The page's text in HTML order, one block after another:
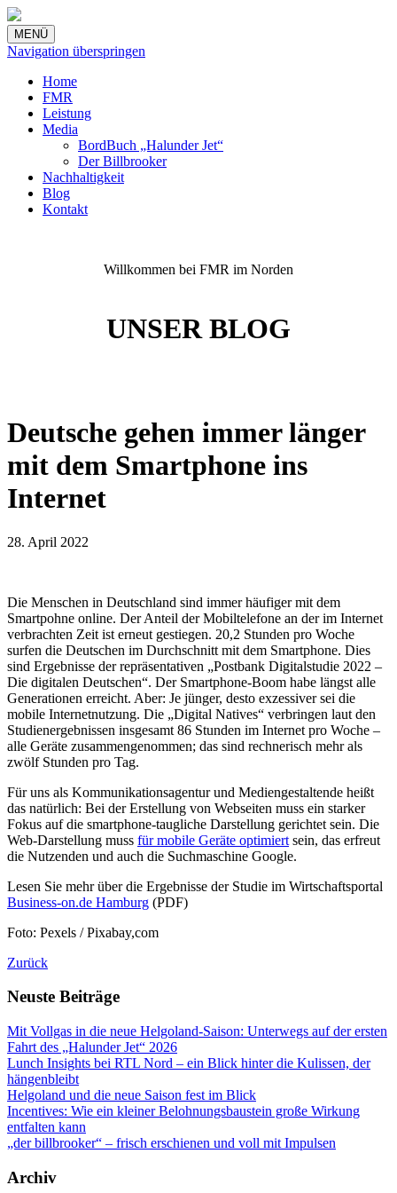
MENÜ
Navigation überspringen
Home
FMR
Leistung
Media
BordBuch „Halunder Jet“
Der Billbrooker
Nachhaltigkeit
Blog
Kontakt
Willkommen bei FMR im Norden
UNSER BLOG
Deutsche gehen immer länger
mit dem Smartphone ins
Internet
28. April 2022
Die Menschen in Deutschland sind immer häufiger mit dem
Smartpohne online. Der Anteil der Mobiltelefone an der im Internet
verbrachten Zeit ist erneut gestiegen. 20,2 Stunden pro Woche
surfen die Deutschen im Durchschnitt mit dem Smartphone. Dies
sind Ergebnisse der repräsentativen „Postbank Digitalstudie 2022 –
Die digitalen Deutschen“. Der Smartphone-Boom habe längst alle
Generationen erreicht. Aber: Je jünger, desto exzessiver sei die
mobile Internetnutzung. Die „Digital Natives“ verbringen laut den
Studienergebnissen insgesamt 86 Stunden im Internet pro Woche –
alle Geräte zusammengenommen; das sind rechnerisch mehr als
zwölf Stunden pro Tag.
Für uns als Kommunikationsagentur und Mediengestaltende heißt
das natürlich: Bei der Erstellung von Webseiten muss ein starker
Fokus auf die smartphone-taugliche Darstellung gerichtet sein. Die
Web-Darstellung muss für mobile Geräte optimiert sein, das erfreut
die Nutzenden und auch die Suchmaschine Google.
Lesen Sie mehr über die Ergebnisse der Studie im Wirtschaftsportal
Business-on.de Hamburg (PDF)
Foto: Pexels / Pixabay,com
Zurück
Neuste Beiträge
Mit Vollgas in die neue Helgoland-Saison: Unterwegs auf der ersten
Fahrt des „Halunder Jet“ 2026
Lunch Insights bei RTL Nord – ein Blick hinter die Kulissen, der
hängenbleibt
Helgoland und die neue Saison fest im Blick
Incentives: Wie ein kleiner Belohnungsbaustein große Wirkung
entfalten kann
„der billbrooker“ – frisch erschienen und voll mit Impulsen
Archiv